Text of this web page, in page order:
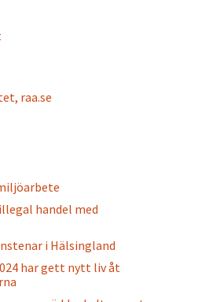
raa.se
handel med
i Hälsingland
har gett nytt liv åt